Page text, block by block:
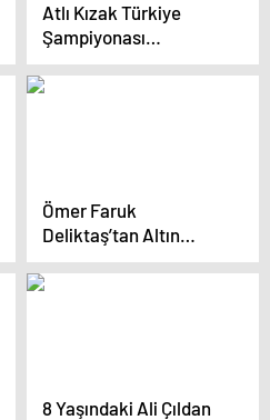
Atlı Kızak Türkiye
Şampiyonası
Erzurum’da
Gerçekleşti
Ömer Faruk
Deliktaş’tan Altın
Madalya
8 Yaşındaki Ali Çıldan